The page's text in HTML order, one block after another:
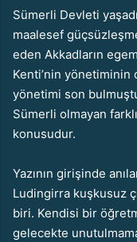
Sümerli Devleti
maalesef
eden Akkadların
Kenti’nin
yönetimi son
Sümerli olmayan
konusudur.
Yazının girişinde
Ludingirra kuşkusuz
biri. Kendisi bir
gelecekte